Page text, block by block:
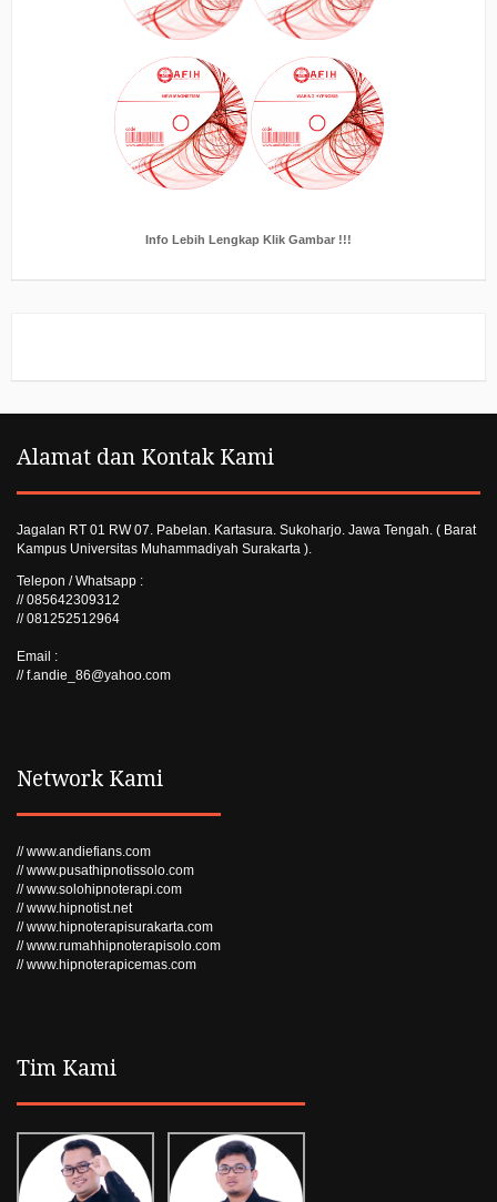
Info Lebih Lengkap Klik Gambar !!!
Alamat dan Kontak Kami
Jagalan RT 01 RW 07. Pabelan. Kartasura. Sukoharjo. Jawa Tengah. ( Barat
Kampus Universitas Muhammadiyah Surakarta ).
Telepon / Whatsapp :
// 085642309312
// 081252512964
Email :
// f.andie_86@yahoo.com
Network Kami
// www.andiefians.com
// www.pusathipnotissolo.com
// www.solohipnoterapi.com
// www.hipnotist.net
// www.hipnoterapisurakarta.com
// www.rumahhipnoterapisolo.com
// www.hipnoterapicemas.com
Tim Kami